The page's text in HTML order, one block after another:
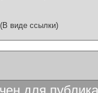
(В виде ссылки)